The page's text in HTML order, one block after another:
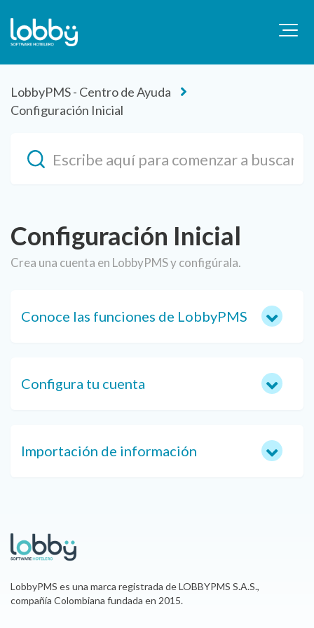
LobbyPMS - Centro de Ayuda
Configuración Inicial
Configuración Inicial
Crea una cuenta en LobbyPMS y configúrala.
Conoce las funciones de LobbyPMS
Configura tu cuenta
Importación de información
LobbyPMS es una marca registrada de LOBBYPMS S.A.S.,
compañía Colombiana fundada en 2015.